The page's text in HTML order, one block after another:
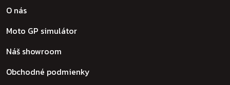
O nás
Moto GP simulátor
Náš showroom
Obchodné podmienky